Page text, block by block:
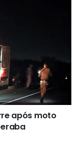
após moto